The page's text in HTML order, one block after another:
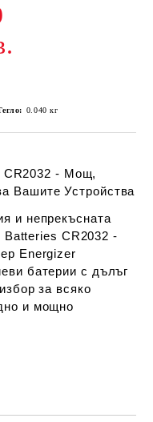
0.040 кг
CR2032 - Мощ,
Вашите Устройства
и непрекъсната
CR2032 -
Energizer
батерии с дълъг
за всяко
и мощно